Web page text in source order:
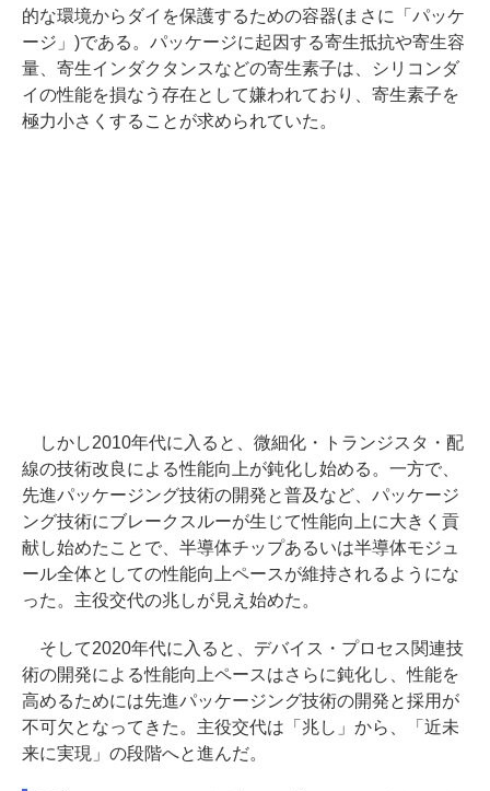
的な環境からダイを保護するための容器(まさに「パッケ
ージ」)である。パッケージに起因する寄生抵抗や寄生容
量、寄生インダクタンスなどの寄生素子は、シリコンダ
イの性能を損なう存在として嫌われており、寄生素子を
極力小さくすることが求められていた。
しかし2010年代に入ると、微細化・トランジスタ・配
線の技術改良による性能向上が鈍化し始める。一方で、
先進パッケージング技術の開発と普及など、パッケージ
ング技術にブレークスルーが生じて性能向上に大きく貢
献し始めたことで、半導体チップあるいは半導体モジュ
ール全体としての性能向上ペースが維持されるようにな
った。主役交代の兆しが見え始めた。
そして2020年代に入ると、デバイス・プロセス関連技
術の開発による性能向上ペースはさらに鈍化し、性能を
高めるためには先進パッケージング技術の開発と採用が
不可欠となってきた。主役交代は「兆し」から、「近未
来に実現」の段階へと進んだ。